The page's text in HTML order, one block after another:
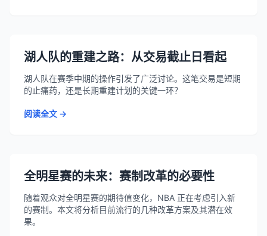
湖人队的重建之路：从交易截止日看起
湖人队在赛季中期的操作引发了广泛讨论。这笔交易是短期
的止痛药，还是长期重建计划的关键一环？
阅读全文 →
全明星赛的未来：赛制改革的必要性
随着观众对全明星赛的期待值变化，NBA 正在考虑引入新
的赛制。本文将分析目前流行的几种改革方案及其潜在效
果。